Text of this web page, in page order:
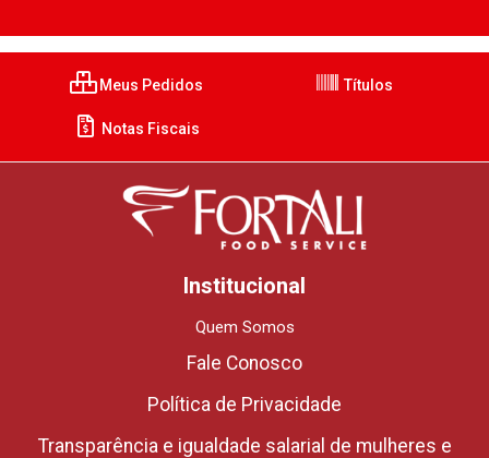
Meus Pedidos Títulos
Notas Fiscais
Institucional
Quem Somos
Fale Conosco
Política de Privacidade
Transparência e igualdade salarial de mulheres e